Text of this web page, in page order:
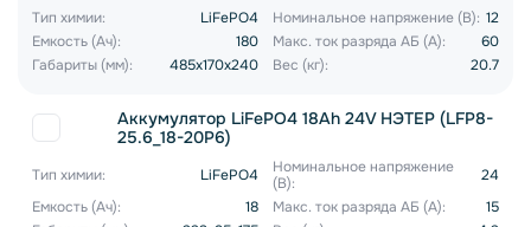
Тип химии: LiFePO4 Номинальное напряжение (В): 12
Емкость (Ач):
180 Макс. ток разряда АБ (А):
60
Габариты (мм):
485x170x240 Вес (кг): 20.7
Аккумулятор LiFePO4 18Ah 24V НЭТЕР (LFP8-
25.6_18-20P6)
Тип химии: LiFePO4
Номинальное напряжение
(В):
24
Емкость (Ач):
18 Макс. ток разряда АБ (А):
15